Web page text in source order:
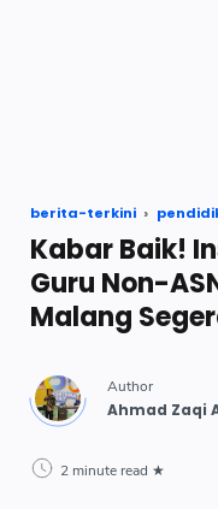
berita-terkini
Kabar Baik!
Guru Non-
Malang
2 minute read